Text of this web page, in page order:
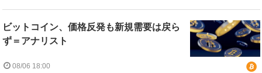
ビットコイン、価格反発も新規需要は戻ら
ず＝アナリスト
08/06 18:00